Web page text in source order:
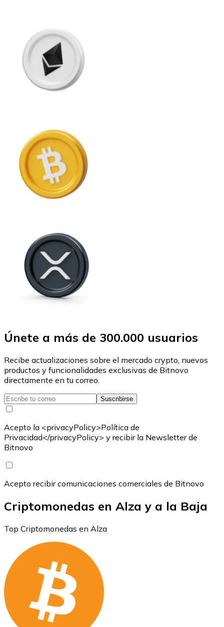
Únete a más de 300.000 usuarios
Recibe actualizaciones sobre el mercado crypto, nuevos
productos y funcionalidades exclusivas de Bitnovo
directamente en tu correo.
Suscribirse
Acepto la <privacyPolicy>Política de
Privacidad</privacyPolicy> y recibir la Newsletter de
Bitnovo
Acepto recibir comunicaciones comerciales de Bitnovo
Criptomonedas en Alza y a la Baja
Top Criptomonedas en Alza